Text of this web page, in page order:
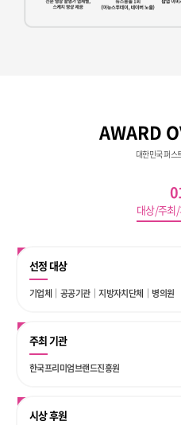
AWARD
대한민국 퍼스
대상/주최
선정 대상
기업체｜공공기관｜지방자치단체｜병의원
주최 기관
한국프리미엄브랜드진흥원
시상 후원